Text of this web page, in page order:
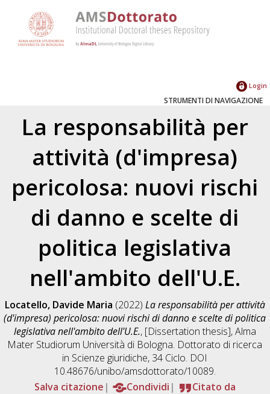
Login
STRUMENTI DI NAVIGAZIONE
La responsabilità per
attività (d'impresa)
pericolosa: nuovi rischi
di danno e scelte di
politica legislativa
nell'ambito dell'U.E.
Locatello, Davide Maria (2022) La responsabilità per attività
(d'impresa) pericolosa: nuovi rischi di danno e scelte di politica
legislativa nell'ambito dell'U.E., [Dissertation thesis], Alma
Mater Studiorum Università di Bologna. Dottorato di ricerca
in Scienze giuridiche, 34 Ciclo. DOI
10.48676/unibo/amsdottorato/10089.
Salva citazione
Condividi
Citato da